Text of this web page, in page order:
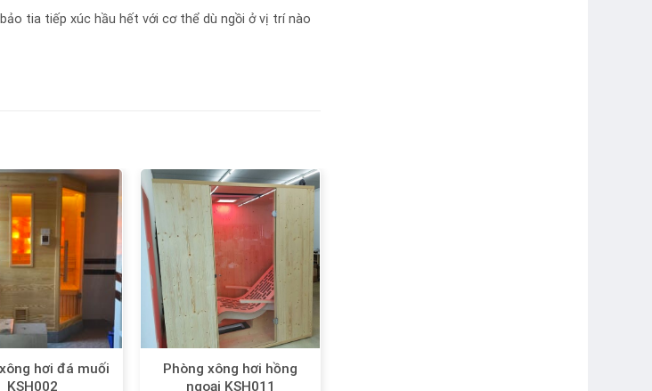
tia tiếp xúc hầu hết với cơ thể dù ngồi ở vị trí nào
wishlist
hơi đá muối
KSH002
Add
Phòng xông hơi hồng
ngoại KSH011